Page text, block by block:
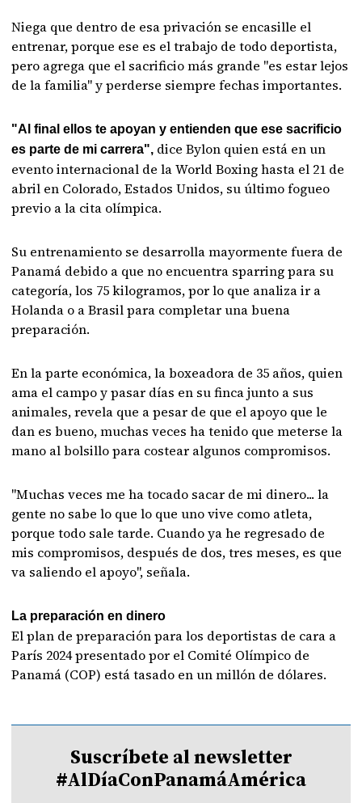
Niega que dentro de esa privación se encasille el
entrenar, porque ese es el trabajo de todo deportista,
pero agrega que el sacrificio más grande "es estar lejos
de la familia" y perderse siempre fechas importantes.
"Al final ellos te apoyan y entienden que ese sacrificio
es parte de mi carrera", dice Bylon quien está en un
evento internacional de la World Boxing hasta el 21 de
abril en Colorado, Estados Unidos, su último fogueo
previo a la cita olímpica.
Su entrenamiento se desarrolla mayormente fuera de
Panamá debido a que no encuentra sparring para su
categoría, los 75 kilogramos, por lo que analiza ir a
Holanda o a Brasil para completar una buena
preparación.
En la parte económica, la boxeadora de 35 años, quien
ama el campo y pasar días en su finca junto a sus
animales, revela que a pesar de que el apoyo que le
dan es bueno, muchas veces ha tenido que meterse la
mano al bolsillo para costear algunos compromisos.
"Muchas veces me ha tocado sacar de mi dinero... la
gente no sabe lo que lo que uno vive como atleta,
porque todo sale tarde. Cuando ya he regresado de
mis compromisos, después de dos, tres meses, es que
va saliendo el apoyo", señala.
La preparación en dinero
El plan de preparación para los deportistas de cara a
París 2024 presentado por el Comité Olímpico de
Panamá (COP) está tasado en un millón de dólares.
Suscríbete al newsletter
#AlDíaConPanamáAmérica